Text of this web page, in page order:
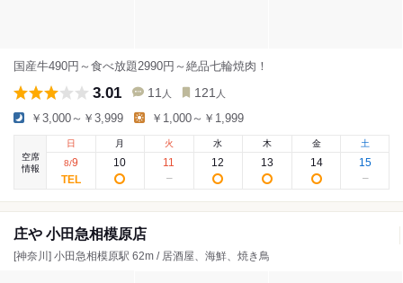
国産牛490円～食べ放題2990円～絶品七輪焼肉！
3.01 11 人 121 人
￥3,000～￥3,999 ￥1,000～￥1,999
空席
情報
日
8/9
月
10
火
11
水
12
木
13
金
14
土
15
庄や 小田急相模原店
[神奈川] 小田急相模原駅 62m / 居酒屋、海鮮、焼き鳥